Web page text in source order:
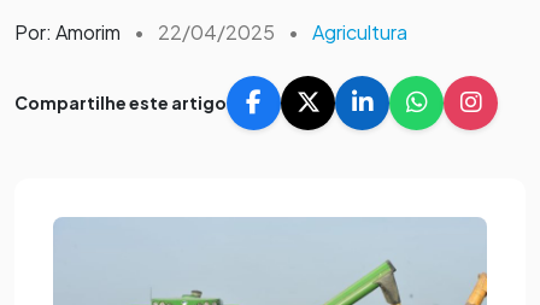
Por: Amorim • 22/04/2025 • Agricultura
Compartilhe este artigo